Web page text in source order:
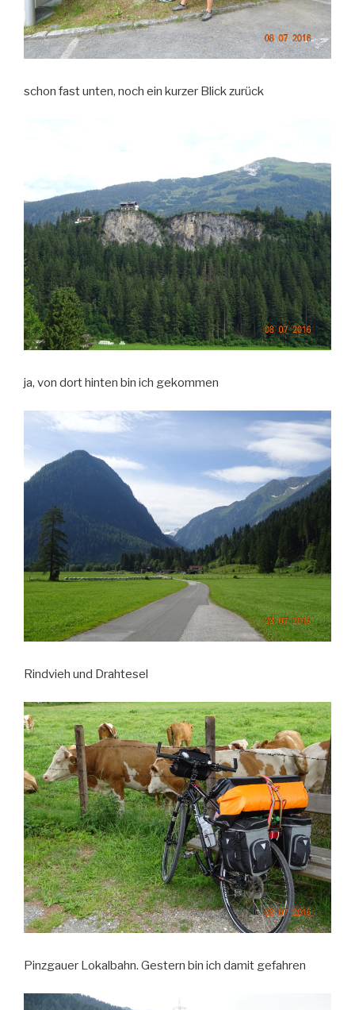
schon fast unten, noch ein kurzer Blick zurück
ja, von dort hinten bin ich gekommen
Rindvieh und Drahtesel
Pinzgauer Lokalbahn. Gestern bin ich damit gefahren